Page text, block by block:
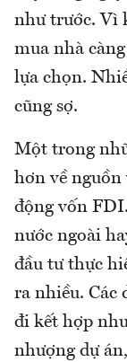
như trước. Vì
mua nhà
lựa chọn.
cũng sợ.
Một trong
hơn về nguồn
động vốn
nước ngoài
đầu tư thực
ra nhiều. Các
đi kết hợp
nhượng dự